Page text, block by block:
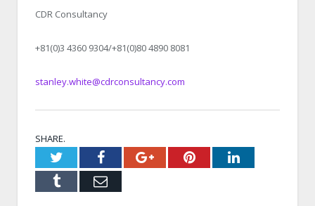
CDR Consultancy
+81(0)3 4360 9304/+81(0)80 4890 8081
stanley.white@cdrconsultancy.com
SHARE.
TwitterFacebookGoogle+PinterestLinkedIn
Tumblr Email